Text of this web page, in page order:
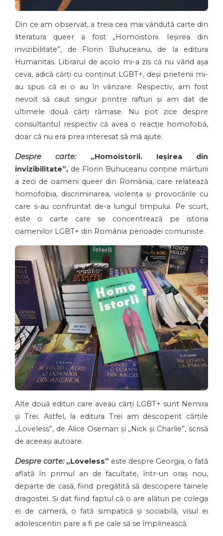
Din ce am observat, a treia cea mai vândută carte din
literatura queer a fost „Homoistorii. Ieșirea din
invizibilitate”, de Florin Buhuceanu, de la editura
Humanitas. Librarul de acolo mi-a zis că nu vând așa
ceva, adică cărți cu conținut LGBT+, deși prietenii mi-
au spus că ei o au în vânzare. Respectiv, am fost
nevoit să caut singur printre rafturi și am dat de
ultimele două cărți rămase. Nu pot zice despre
consultantul respectiv că avea o reacție homofobă,
doar că nu era prea interesat să mă ajute.
Despre carte:
„Homoistorii. Ieșirea din
invizibilitate”, de Florin Buhuceanu conține mărturii
a zeci de oameni queer din România, care relatează
homofobia, discriminarea, violența și provocările cu
care s-au confruntat de-a lungul timpului. Pe scurt,
este o carte care se concentrează pe istoria
oamenilor LGBT+ din România perioadei comuniste.
Alte două edituri care aveau cărți LGBT+ sunt Nemira
și Trei. Astfel, la editura Trei am descoperit cărțile
„Loveless”, de Alice Oseman și „Nick și Charlie”, scrisă
de aceeași autoare.
Despre carte:„Loveless” este despre Georgia, o fată
aflată în primul an de facultate, într-un oraș nou,
departe de casă, fiind pregătită să descopere tainele
dragostei. Și dat fiind faptul că o are alături pe colega
ei de cameră, o fată simpatică și sociabilă, visul ei
adolescentin pare a fi pe cale să se împlinească.